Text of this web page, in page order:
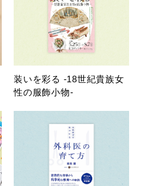
装いを彩る -18世紀貴族女
性の服飾小物-